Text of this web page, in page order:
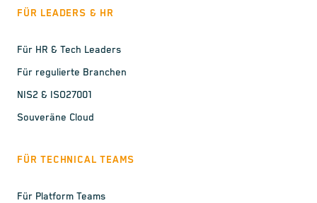
FÜR LEADERS & HR
Für HR & Tech Leaders
Für regulierte Branchen
NIS2 & ISO27001
Souveräne Cloud
FÜR TECHNICAL TEAMS
Für Platform Teams